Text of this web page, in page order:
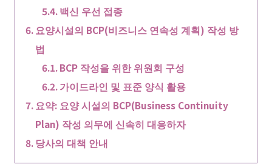
백신 우선 접종
요양시설의 BCP(비즈니스 연속성 계획) 작성 방
법
BCP 작성을 위한 위원회 구성
가이드라인 및 표준 양식 활용
요약: 요양 시설의 BCP(Business Continuity
Plan) 작성 의무에 신속히 대응하자
당사의 대책 안내